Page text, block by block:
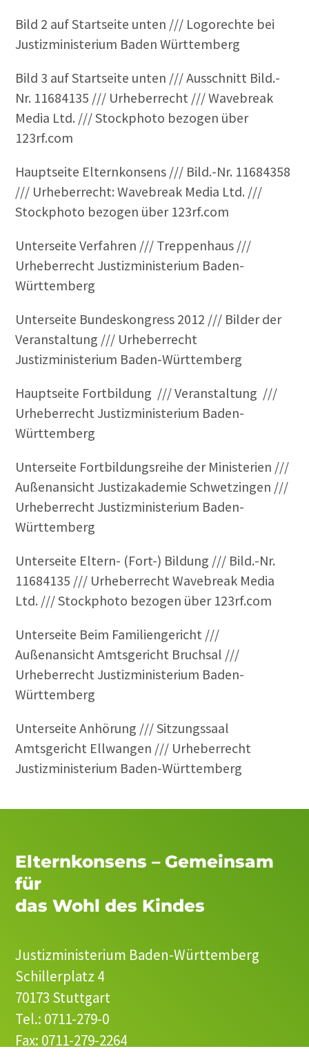
Bild 2 auf Startseite unten /// Logorechte bei
Justizministerium Baden Württemberg
Bild 3 auf Startseite unten /// Ausschnitt Bild.-
Nr. 11684135 /// Urheberrecht /// Wavebreak
Media Ltd. /// Stockphoto bezogen über
123rf.com
Hauptseite Elternkonsens /// Bild.-Nr. 11684358
/// Urheberrecht: Wavebreak Media Ltd. ///
Stockphoto bezogen über 123rf.com
Unterseite Verfahren /// Treppenhaus ///
Urheberrecht Justizministerium Baden-
Württemberg
Unterseite Bundeskongress 2012 /// Bilder der
Veranstaltung /// Urheberrecht
Justizministerium Baden-Württemberg
Hauptseite Fortbildung /// Veranstaltung ///
Urheberrecht Justizministerium Baden-
Württemberg
Unterseite Fortbildungsreihe der Ministerien ///
Außenansicht Justizakademie Schwetzingen ///
Urheberrecht Justizministerium Baden-
Württemberg
Unterseite Eltern- (Fort-) Bildung /// Bild.-Nr.
11684135 /// Urheberrecht Wavebreak Media
Ltd. /// Stockphoto bezogen über 123rf.com
Unterseite Beim Familiengericht ///
Außenansicht Amtsgericht Bruchsal ///
Urheberrecht Justizministerium Baden-
Württemberg
Unterseite Anhörung /// Sitzungssaal
Amtsgericht Ellwangen /// Urheberrecht
Justizministerium Baden-Württemberg
Elternkonsens – Gemeinsam
für
das Wohl des Kindes
Justizministerium Baden-Württemberg
Schillerplatz 4
70173 Stuttgart
Tel.: 0711-279-0
Fax: 0711-279-2264